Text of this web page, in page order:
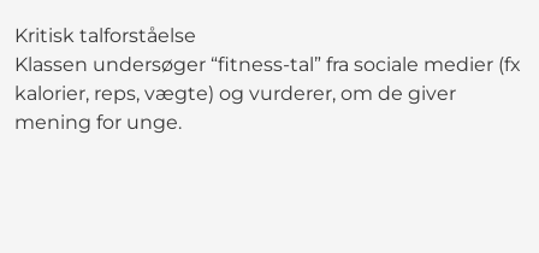
Kritisk talforståelse
Klassen undersøger “fitness-tal” fra sociale medier (fx
kalorier, reps, vægte) og vurderer, om de giver
mening for unge.